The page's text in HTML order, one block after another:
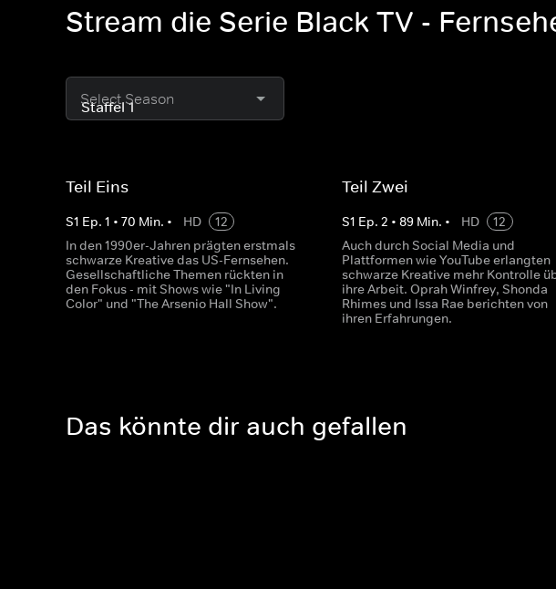
Stream die Serie Black TV -
Select Season
Teil Eins
S1 Ep. 1 • 70 Min. • HD
12
In den 1990er-Jahren prägten erstmals
schwarze Kreative das US-Fernsehen.
Gesellschaftliche Themen rückten in
den Fokus - mit Shows wie "In Living
Color" und "The Arsenio Hall Show".
Teil Zwei
S1 Ep.2 •89 Min. • HD
12
Auch durch Social Media und
Plattformen wie YouTube erlangten
schwarze Kreative mehr Kontrolle
ihre Arbeit. Oprah Winfrey, Shonda
Rhimes und Issa Rae berichten von
ihren Erfahrungen.
Das könnte dir auch gefallen